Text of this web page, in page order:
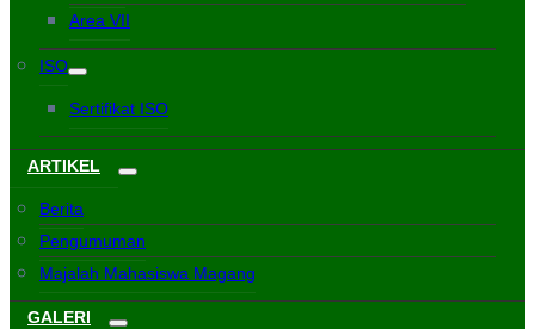
Area VII
ISO
Sertifikat ISO
ARTIKEL
Berita
Pengumuman
Majalah Mahasiswa Magang
GALERI